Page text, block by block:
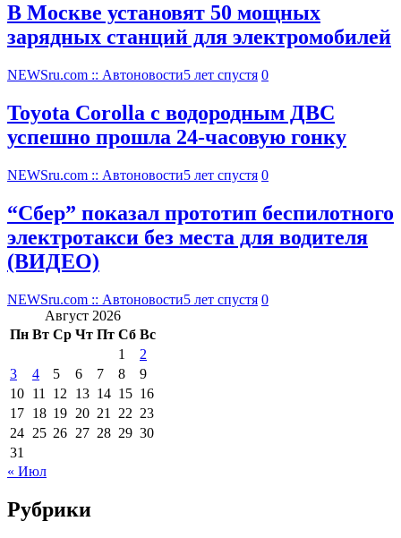
В Москве установят 50 мощных
зарядных станций для электромобилей
NEWSru.com :: Автоновости5 лет спустя 0
Toyota Corolla с водородным ДВС
успешно прошла 24-часовую гонку
NEWSru.com :: Автоновости5 лет спустя 0
“Сбер” показал прототип беспилотного
электротакси без места для водителя
(ВИДЕО)
NEWSru.com :: Автоновости5 лет спустя 0
Август 2026
Пн Вт Ср Чт Пт Сб Вс
1
2
3
4 5 6 7 8
9
10 11 12 13 14 15 16
17 18 19 20 21 22 23
24 25 26 27 28 29 30
31
« Июл
Рубрики